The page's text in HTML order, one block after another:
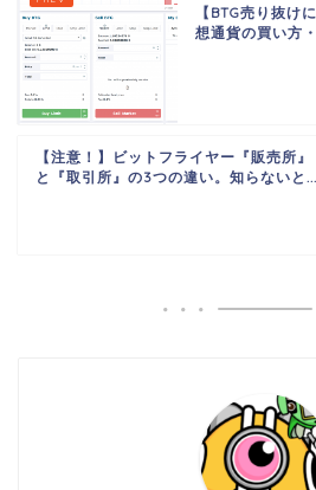
【BTG売り抜け
想通貨の買い方
【注意！】ビットフライヤー『販売所』
と『取引所』の3つの違い。知らないと...